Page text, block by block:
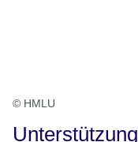
© HMLU
Unterstützung